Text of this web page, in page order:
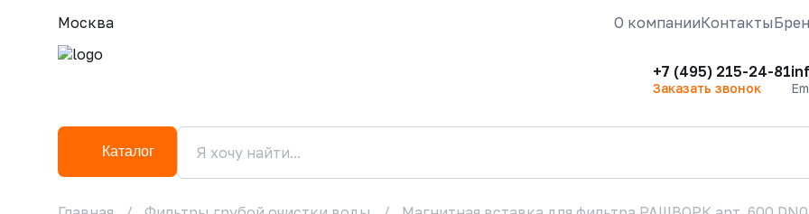
Москва О компанииКонтакты
+7 (495) 215-24-81
Заказать звонок
Каталог